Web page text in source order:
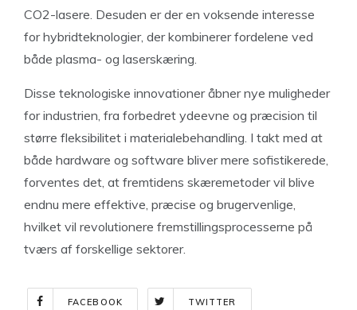
CO2-lasere. Desuden er der en voksende interesse
for hybridteknologier, der kombinerer fordelene ved
både plasma- og laserskæring.
Disse teknologiske innovationer åbner nye muligheder
for industrien, fra forbedret ydeevne og præcision til
større fleksibilitet i materialebehandling. I takt med at
både hardware og software bliver mere sofistikerede,
forventes det, at fremtidens skæremetoder vil blive
endnu mere effektive, præcise og brugervenlige,
hvilket vil revolutionere fremstillingsprocesserne på
tværs af forskellige sektorer.
FACEBOOK TWITTER